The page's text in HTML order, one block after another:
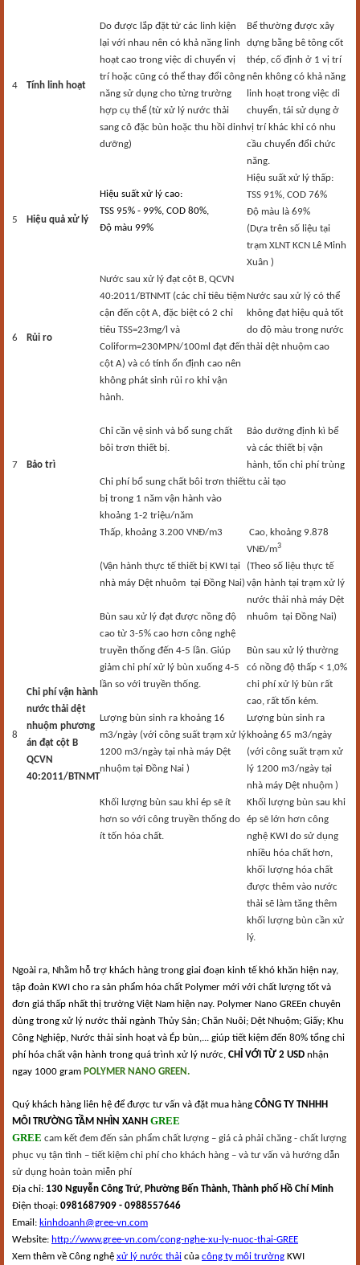
4 Tính linh hoạt
Do được lắp đặt từ các linh kiện
lại với nhau nên có khả năng linh
hoạt cao trong việc di chuyển vị
trí hoặc cũng có thể thay đổi công
năng sử dụng cho từng trường
hợp cụ thể (từ xử lý nước thải
sang cô đặc bùn hoặc thu hồi dinh
dưỡng)
Bể thường được xây
dựng bằng bê tông cốt
thép, cố định ở 1 vị trí
nên không có khả năng
linh hoạt trong việc di
chuyển, tái sử dụng ở
vị trí khác khi có nhu
cầu chuyển đổi chức
năng.
5 Hiệu quả xử lý
Hiệu suất xử lý cao:
TSS 95% - 99%, COD 80%,
Độ màu 99%
Hiệu suất xử lý thấp:
TSS 91%, COD 76%
Độ màu là 69%
(Dựa trên số liệu tại
trạm XLNT KCN Lê Minh
Xuân )
6 Rủi ro
Nước sau xử lý đạt cột B, QCVN
40:2011/BTNMT (các chỉ tiêu tiệm
cận đến cột A, đặc biệt có 2 chỉ
tiêu TSS=23mg/l và
Coliform=230MPN/100ml đạt đến
cột A) và có tính ổn định cao nên
không phát sinh rủi ro khi vận
hành.
Nước sau xử lý có thể
không đạt hiệu quả tốt
do độ màu trong nước
thải dệt nhuộm cao
7 Bảo trì
Chỉ cần vệ sinh và bổ sung chất
bôi trơn thiết bị.
Chi phí bổ sung chất bôi trơn thiết
bị trong 1 năm vận hành vào
khoảng 1-2 triệu/năm
Bảo dưỡng định kì bể
và các thiết bị vận
hành, tốn chi phí trùng
tu cải tạo
8
Chi phí vận hành
nước thải dệt
nhuộm phương
án đạt cột B
QCVN
40:2011/BTNMT
Thấp, khoảng 3.200 VNĐ/m3
(Vận hành thực tế thiết bị KWI tại
nhà máy Dệt nhuôm tại Đồng Nai)
Bùn sau xử lý đạt được nồng độ
cao từ 3-5% cao hơn công nghệ
truyền thống đến 4-5 lần. Giúp
giảm chi phí xử lý bùn xuống 4-5
lần so với truyền thống.
Lượng bùn sinh ra khoảng 16
m3/ngày (với công suất trạm xử lý
1200 m3/ngày tại nhà máy Dệt
nhuộm tại Đồng Nai )
Khối lượng bùn sau khi ép sẽ ít
hơn so với công truyền thống do
ít tốn hóa chất.
Cao, khoảng 9.878
VNĐ/m3
(Theo số liệu thực tế
vận hành tại trạm xử lý
nước thải nhà máy Dệt
nhuôm tại Đồng Nai)
Bùn sau xử lý thường
có nồng độ thấp < 1,0%
chi phí xử lý bùn rất
cao, rất tốn kém.
Lượng bùn sinh ra
khoảng 65 m3/ngày
(với công suất trạm xử
lý 1200 m3/ngày tại
nhà máy Dệt nhuộm )
Khối lượng bùn sau khi
ép sẽ lớn hơn công
nghệ KWI do sử dụng
nhiều hóa chất hơn,
khối lượng hóa chất
được thêm vào nước
thải sẽ làm tăng thêm
khối lượng bùn cần xử
lý.
Ngoài ra, Nhằm hỗ trợ khách hàng trong giai đoạn kinh tế khó khăn hiện nay,
tập đoàn KWI cho ra sản phẩm hóa chất Polymer mới với chất lượng tốt và
đơn giá thấp nhất thị trường Việt Nam hiện nay. Polymer Nano GREEn chuyên
dùng trong xử lý nước thải ngành Thủy Sản; Chăn Nuôi; Dệt Nhuộm; Giấy; Khu
Công Nghiệp, Nước thải sinh hoạt và Ép bùn,... giúp tiết kiệm đến 80% tổng chi
phí hóa chất vận hành trong quá trình xử lý nước, CHỈ VỚI TỪ 2 USD nhận
ngay 1000 gram POLYMER NANO GREEN.
Quý khách hàng liên hệ để được tư vấn và đặt mua hàng CÔNG TY TNHHH
MÔI TRƯỜNG TẦM NHÌN XANH GREE
GREE cam kết đem đến sản phẩm chất lượng – giá cả phải chăng - chất lượng
phục vụ tận tình – tiết kiệm chi phí cho khách hàng – và tư vấn và hướng dẫn
sử dụng hoàn toàn miễn phí
Địa chỉ: 130 Nguyễn Công Trứ, Phường Bến Thành, Thành phố Hồ Chí Minh
Điện thoại: 0981687909 - 0988557646
Email: kinhdoanh@gree-vn.com
Website: http://www.gree-vn.com/cong-nghe-xu-ly-nuoc-thai-GREE
Xem thêm về Công nghệ xử lý nước thải của công ty môi trường KWI